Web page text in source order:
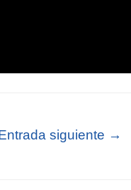
siguiente →